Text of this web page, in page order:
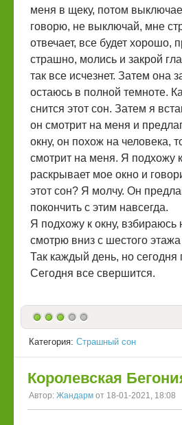
меня в щеку, потом
говорю, не выключай, мне
отвечает, все будет хорошо,
страшно, молись и закрой
так все исчезнет. Затем она
остаюсь в полной темноте.
снится этот сон. Затем я
он смотрит на меня и
окну, он похож на человека,
смотрит на меня. Я подхожу
раскрывает мое окно и
этот сон? Я молчу. Он
покончить с этим навсегда.
Я подхожу к окну, взбираюсь
смотрю вниз с шестого
Так каждый день, но сегодня
Сегодня все свершится.
Категория: Страшный сон
Королевская
Автор: Жандарм от 18-01-2021, 18:08